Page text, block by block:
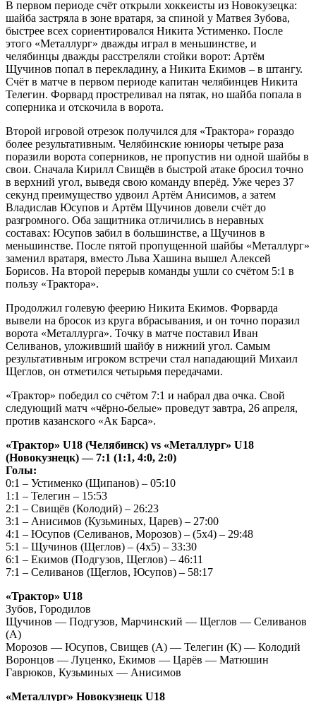
В первом периоде счёт открыли хоккеисты из Новокузецка:
шайба застряла в зоне вратаря, за спиной у Матвея Зубова,
быстрее всех сориентировался Никита Устименко. После
этого «Металлург» дважды играл в меньшинстве, и
челябинцы дважды расстреляли стойки ворот: Артём
Щучинов попал в перекладину, а Никита Екимов – в штангу.
Счёт в матче в первом периоде капитан челябинцев Никита
Телегин. Форвард простреливал на пятак, но шайба попала в
соперника и отскочила в ворота.
Второй игровой отрезок получился для «Трактора» гораздо
более результативным. Челябинские юниоры четыре раза
поразили ворота соперников, не пропустив ни одной шайбы в
свои. Сначала Кирилл Свищёв в быстрой атаке бросил точно
в верхний угол, выведя свою команду вперёд. Уже через 37
секунд преимущество удвоил Артём Анисимов, а затем
Владислав Юсупов и Артём Щучинов довели счёт до
разгромного. Оба защитника отличились в неравных
составах: Юсупов забил в большинстве, а Щучинов в
меньшинстве. После пятой пропущенной шайбы «Металлург»
заменил вратаря, вместо Льва Хашина вышел Алексей
Борисов. На второй перерыв команды ушли со счётом 5:1 в
пользу «Трактора».
Продолжил голевую феерию Никита Екимов. Форварда
вывели на бросок из круга вбрасывания, и он точно поразил
ворота «Металлурга». Точку в матче поставил Иван
Селиванов, уложивший шайбу в нижний угол. Самым
результативным игроком встречи стал нападающий Михаил
Щеглов, он отметился четырьмя передачами.
«Трактор» победил со счётом 7:1 и набрал два очка. Свой
следующий матч «чёрно-белые» проведут завтра, 26 апреля,
против казанского «Ак Барса».
«Трактор» U18 (Челябинск) vs «Металлург» U18
(Новокузнецк) — 7:1 (1:1, 4:0, 2:0)
Голы:
0:1 – Устименко (Щипанов) – 05:10
1:1 – Телегин – 15:53
2:1 – Свищёв (Колодий) – 26:23
3:1 – Анисимов (Кузьминых, Царев) – 27:00
4:1 – Юсупов (Селиванов, Морозов) – (5x4) – 29:48
5:1 – Щучинов (Щеглов) – (4x5) – 33:30
6:1 – Екимов (Подгузов, Щеглов) – 46:11
7:1 – Селиванов (Щеглов, Юсупов) – 58:17
«Трактор» U18
Зубов, Городилов
Щучинов — Подгузов, Марчинский — Щеглов — Селиванов
(А)
Морозов — Юсупов, Свищев (А) — Телегин (К) — Колодий
Воронцов — Луценко, Екимов — Царёв — Матюшин
Гаврюков, Кузьминых — Анисимов
«Металлург» Новокузнецк U18